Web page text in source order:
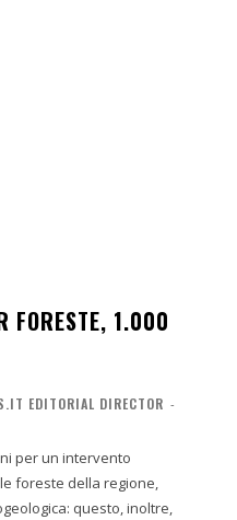
FORESTE, 1.000
EDITORIAL DIRECTOR -
per un intervento
foreste della regione,
questo, inoltre,